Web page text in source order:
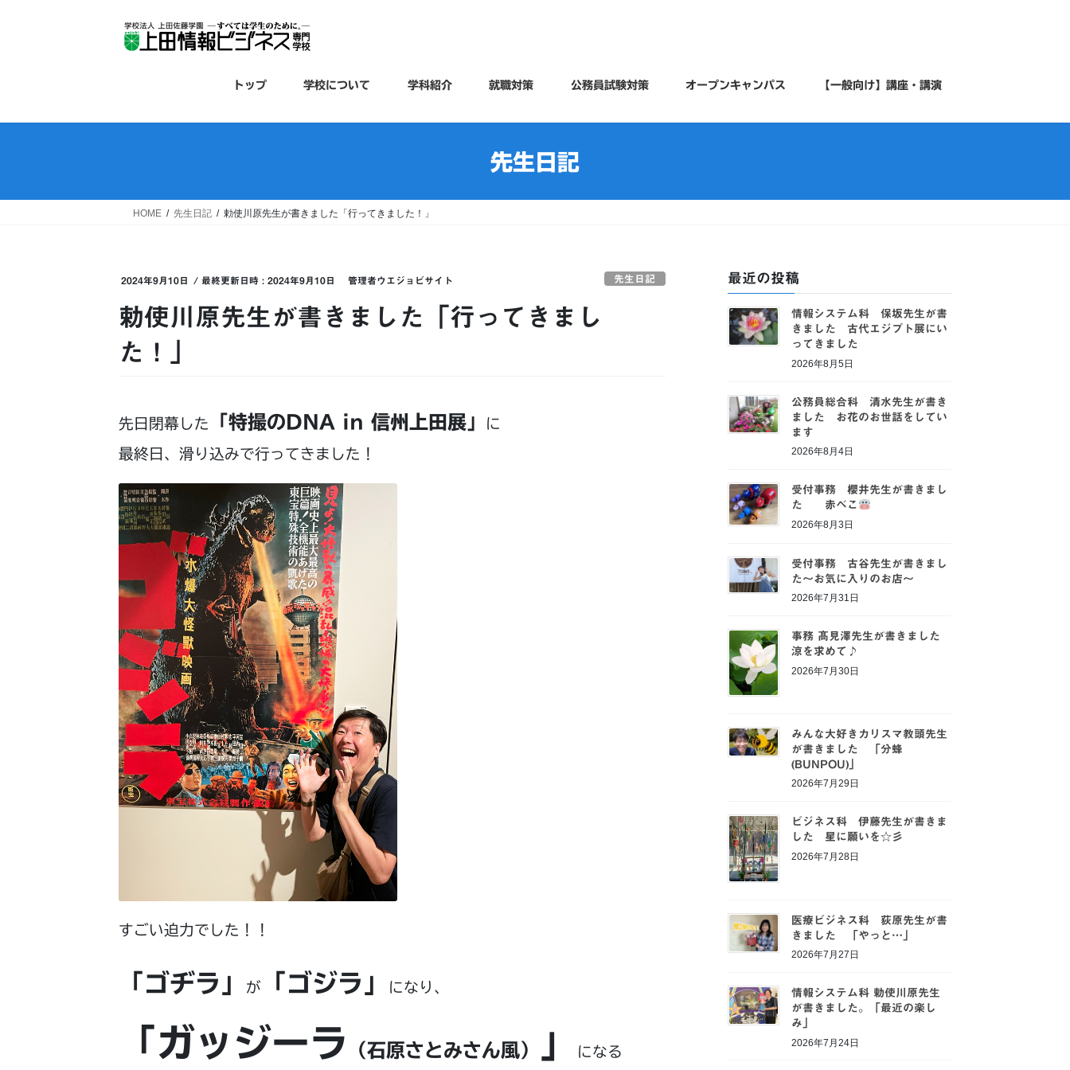
ス
ン
トップ 学校について 学科紹介 就職対策 公務員試験対策 オープンキャンパス 【一般向け】講座・講演
先生日記
HOME 先生日記 勅使川原先生が書きました「行ってきました！」
2024年9月10日 / 最終更新日時 :2024年9月10日 管理者ウエジョビサイト 先生日記
勅使川原先生が書きました「行ってきまし
た！」
先日閉幕した 「特撮のDNA in 信州上田展」 に
最終日、滑り込みで行ってきました！
すごい迫力でした！！
「ゴヂラ」 が 「ゴジラ」 になり、
「ガッジーラ （石原さとみさん風） 」 になる
最近の投稿
情報システム科 保坂先生が書
きました 古代エジプト展にい
ってきました
2026年8月5日
公務員総合科 清水先生が書き
ました お花のお世話をしてい
ます
2026年8月4日
受付事務 櫻井先生が書きまし
た 赤べこ
2026年8月3日
受付事務 古谷先生が書きまし
た～お気に入りのお店～
2026年7月31日
事務 髙見澤先生が書きました
涼を求めて♪
2026年7月30日
みんな大好きカリスマ教頭先生
が書きました 「分蜂
(BUNPOU)」
2026年7月29日
ビジネス科 伊藤先生が書きま
した 星に願いを☆彡
2026年7月28日
医療ビジネス科 荻原先生が書
きました 「やっと…」
2026年7月27日
情報システム科 勅使川原先生
が書きました。「最近の楽し
み」
2026年7月24日